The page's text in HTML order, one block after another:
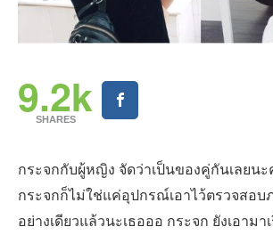
9.2k
SHARES
กระจกกับผู้หญิง จัดว่าเป็นของคู่กันเลยน
กระจกก็ไม่ใช่แค่อุปกรณ์เอาไว้ตรวจสอ
อย่างเดียวแล้วนะเธอออ กระจก ยังเอามา